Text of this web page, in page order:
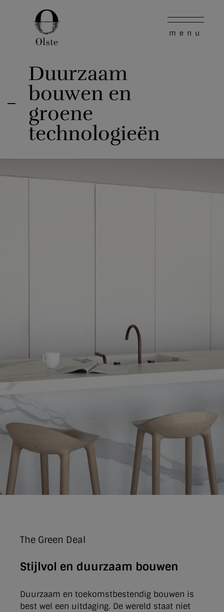
Duurzaam
bouwen en
groene
technologieën
The Green Deal
Stijlvol en duurzaam bouwen
Duurzaam en toekomstbestendig bouwen is
best wel een uitdaging. De wereld staat niet